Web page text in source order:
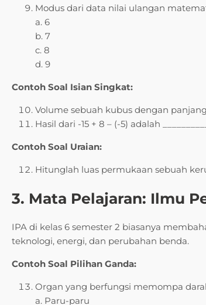
Modus dari data nilai ulangan
a. 6
b. 7
c. 8
d. 9
Contoh Soal Isian Singkat:
Volume sebuah kubus dengan
Hasil dari -15 + 8 – (-5) adalah
Contoh Soal Uraian:
Hitunglah luas permukaan sebuah
3. Mata Pelajaran: Ilmu
IPA di kelas 6 semester 2 biasanya
teknologi, energi, dan perubahan benda.
Contoh Soal Pilihan Ganda:
Organ yang berfungsi memompa
a. Paru-paru